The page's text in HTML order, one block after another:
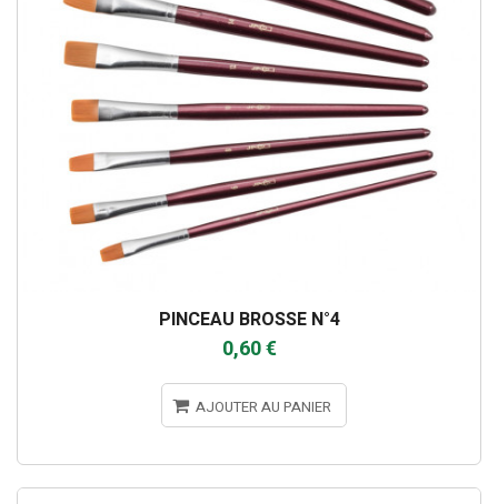
PINCEAU BROSSE N°4
0,60 €
AJOUTER AU PANIER